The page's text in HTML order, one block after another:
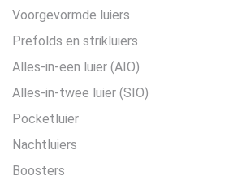
Voorgevormde luiers
Prefolds en strikluiers
Alles-in-een luier (AIO)
Alles-in-twee luier (SIO)
Pocketluier
Nachtluiers
Boosters